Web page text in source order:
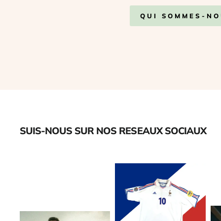
QUI SOMMES-
SUIS-NOUS SUR NOS RESEAUX SOCIAUX